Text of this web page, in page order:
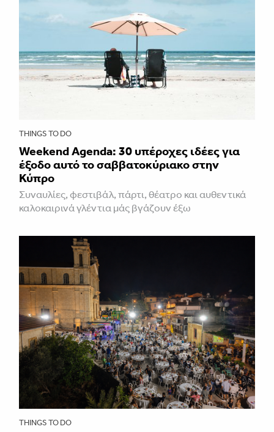
THINGS TO DO
Weekend Agenda: 30 υπέροχες ιδέες για
έξοδο αυτό το σαββατοκύριακο στην
Κύπρο
Συναυλίες, φεστιβάλ, πάρτι, θέατρο και αυθεντικά
καλοκαιρινά γλέντια μάς βγάζουν έξω
THINGS TO DO